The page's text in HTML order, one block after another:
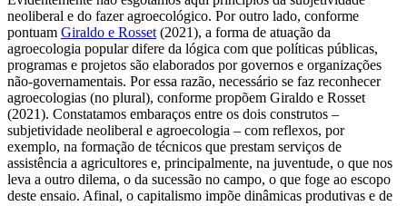
neoliberal e do fazer agroecológico. Por outro lado, conforme
pontuam Giraldo e Rosset (2021), a forma de atuação da
agroecologia popular difere da lógica com que políticas públicas,
programas e projetos são elaborados por governos e organizações
não-governamentais. Por essa razão, necessário se faz reconhecer
agroecologias (no plural), conforme propõem Giraldo e Rosset
(2021). Constatamos embaraços entre os dois construtos –
subjetividade neoliberal e agroecologia – com reflexos, por
exemplo, na formação de técnicos que prestam serviços de
assistência a agricultores e, principalmente, na juventude, o que nos
leva a outro dilema, o da sucessão no campo, o que foge ao escopo
deste ensaio. Afinal, o capitalismo impõe dinâmicas produtivas e de